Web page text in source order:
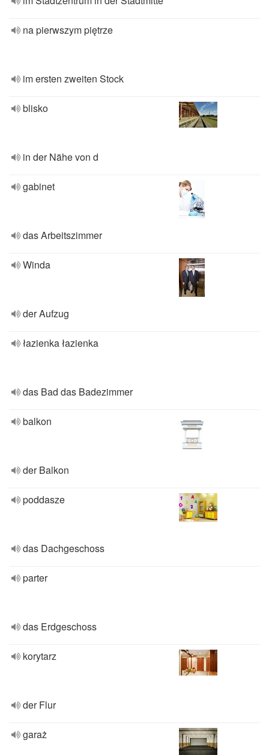
na pierwszym piętrze
im ersten zweiten Stock
blisko
in der Nähe von d
gabinet
das Arbeitszimmer
Winda
der Aufzug
łazienka łazienka
das Bad das Badezimmer
balkon
der Balkon
poddasze
das Dachgeschoss
parter
das Erdgeschoss
korytarz
der Flur
garaż